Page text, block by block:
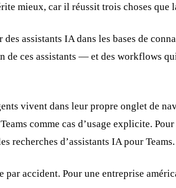
mieux, car il réussit trois choses que
assistants IA dans les bases de
ces assistants — et des workflows
vivent dans leur propre onglet de
comme cas d’usage explicite.
recherches d’assistants IA pour Teams.
accident. Pour une entreprise